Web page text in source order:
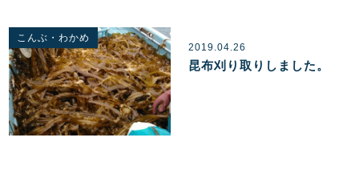
こんぶ・わかめ
2019.04.26
昆布刈り取りしました。